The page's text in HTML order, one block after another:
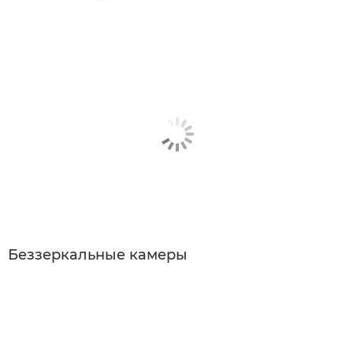
Беззеркальные камеры